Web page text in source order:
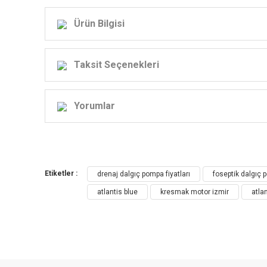
Ürün Bilgisi
Taksit Seçenekleri
Yorumlar
Etiketler : drenaj dalgıç pompa fiyatları foseptik dalgıç
atlantis blue kresmak motor izmir